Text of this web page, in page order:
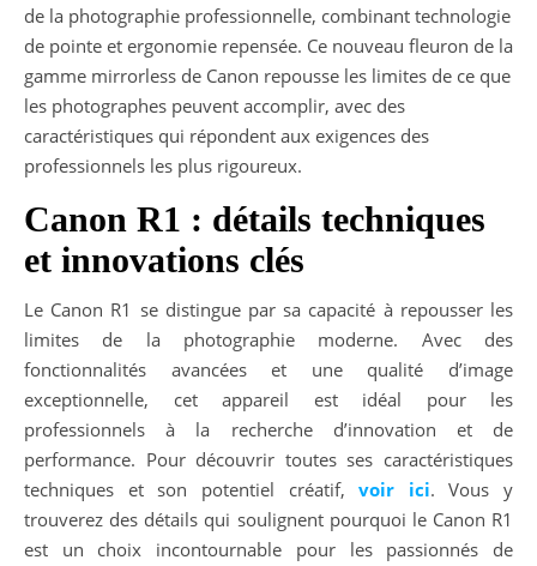
de la photographie professionnelle, combinant technologie
de pointe et ergonomie repensée. Ce nouveau fleuron de la
gamme mirrorless de Canon repousse les limites de ce que
les photographes peuvent accomplir, avec des
caractéristiques qui répondent aux exigences des
professionnels les plus rigoureux.
Canon R1 : détails techniques
et innovations clés
Le Canon R1 se distingue par sa capacité à repousser les
limites de la photographie moderne. Avec des
fonctionnalités avancées et une qualité d’image
exceptionnelle, cet appareil est idéal pour les
professionnels à la recherche d’innovation et de
performance. Pour découvrir toutes ses caractéristiques
techniques et son potentiel créatif,voir ici. Vous y
trouverez des détails qui soulignent pourquoi le Canon R1
est un choix incontournable pour les passionnés de